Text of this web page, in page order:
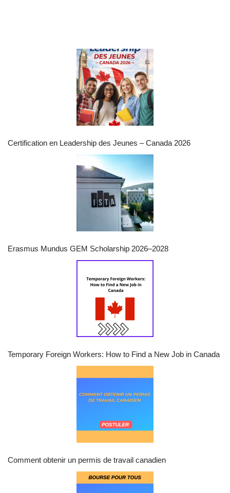
Certification en Leadership des Jeunes – Canada 2026
Erasmus Mundus GEM Scholarship 2026–2028
Temporary Foreign Workers: How to Find a New Job in Canada
Comment obtenir un permis de travail canadien